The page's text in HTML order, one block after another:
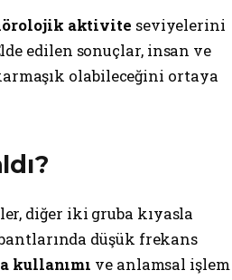
aktivite seviyelerini
edilen sonuçlar, insan ve
olabileceğini ortaya
diğer iki gruba kıyasla
düşük frekans
kullanımı ve anlamsal işlem